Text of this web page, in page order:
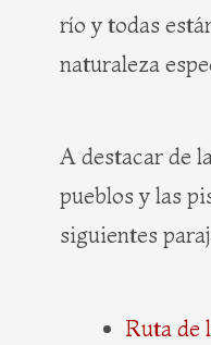
río y todas
naturaleza
A destacar de
pueblos y las
siguientes
Ruta de